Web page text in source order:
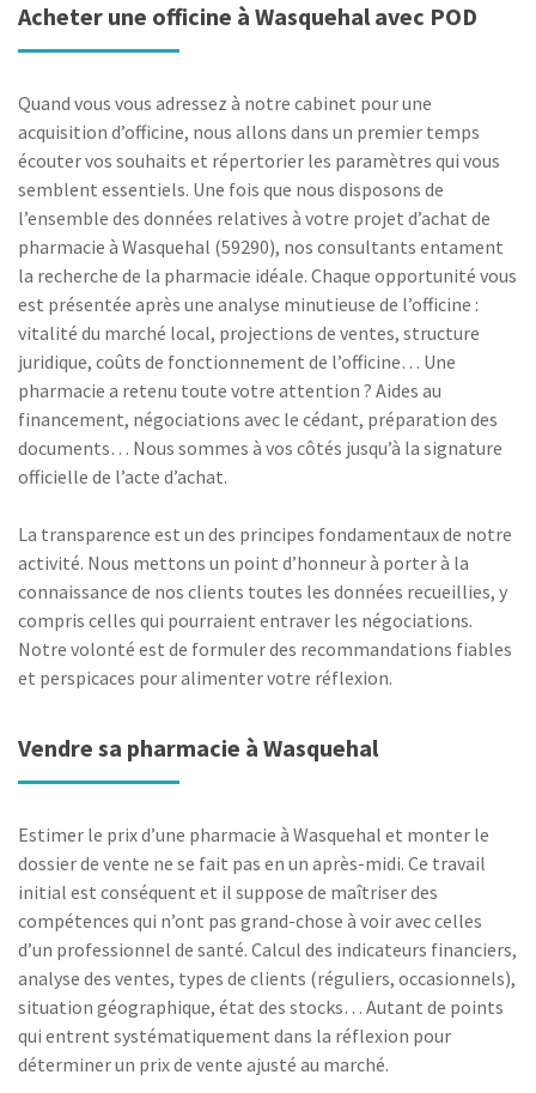
Acheter une officine à Wasquehal avec POD
Quand vous vous adressez à notre cabinet pour une
acquisition d’officine, nous allons dans un premier temps
écouter vos souhaits et répertorier les paramètres qui vous
semblent essentiels. Une fois que nous disposons de
l’ensemble des données relatives à votre projet d’achat de
pharmacie à Wasquehal (59290), nos consultants entament
la recherche de la pharmacie idéale. Chaque opportunité vous
est présentée après une analyse minutieuse de l’officine :
vitalité du marché local, projections de ventes, structure
juridique, coûts de fonctionnement de l’officine… Une
pharmacie a retenu toute votre attention ? Aides au
financement, négociations avec le cédant, préparation des
documents… Nous sommes à vos côtés jusqu’à la signature
officielle de l’acte d’achat.
La transparence est un des principes fondamentaux de notre
activité. Nous mettons un point d’honneur à porter à la
connaissance de nos clients toutes les données recueillies, y
compris celles qui pourraient entraver les négociations.
Notre volonté est de formuler des recommandations fiables
et perspicaces pour alimenter votre réflexion.
Vendre sa pharmacie à Wasquehal
Estimer le prix d’une pharmacie à Wasquehal et monter le
dossier de vente ne se fait pas en un après-midi. Ce travail
initial est conséquent et il suppose de maîtriser des
compétences qui n’ont pas grand-chose à voir avec celles
d’un professionnel de santé. Calcul des indicateurs financiers,
analyse des ventes, types de clients (réguliers, occasionnels),
situation géographique, état des stocks… Autant de points
qui entrent systématiquement dans la réflexion pour
déterminer un prix de vente ajusté au marché.